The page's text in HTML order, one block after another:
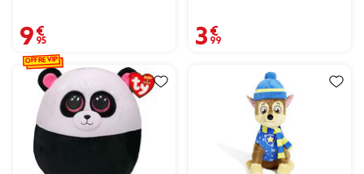
9,95 € 3,99 €
OFFRE VIP